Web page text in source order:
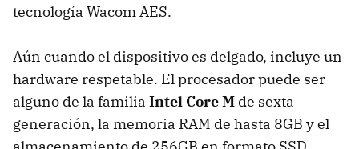
tecnología Wacom AES.
Aún cuando el dispositivo es delgado, incluye un
hardware respetable. El procesador puede ser
alguno de la familia Intel Core M de sexta
generación, la memoria RAM de hasta 8GB y el